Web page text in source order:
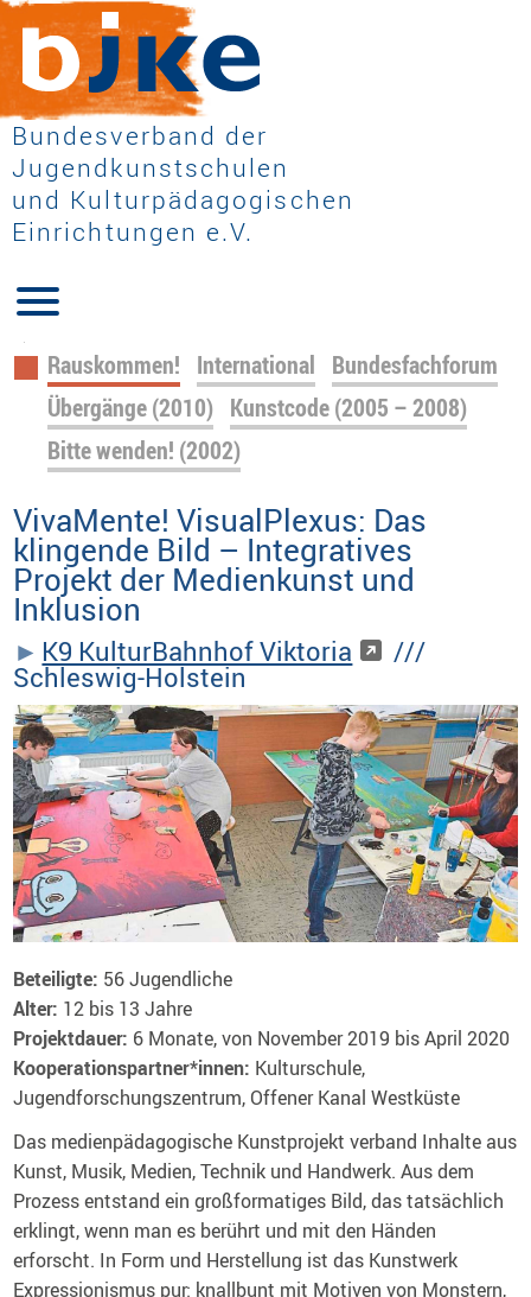
Bundesverband der
Jugendkunstschulen
und Kulturpädagogischen
Einrichtungen e.V.
Navigation
überspringen
Rauskommen! International Bundesfachforum
Übergänge (2010) Kunstcode (2005 – 2008)
Bitte wenden! (2002)
VivaMente! VisualPlexus: Das
klingende Bild – Integratives
Projekt der Medienkunst und
Inklusion
K9 KulturBahnhof Viktoria ///
Schleswig-Holstein
Beteiligte: 56 Jugendliche
Alter: 12 bis 13 Jahre
Projektdauer: 6 Monate, von November 2019 bis April 2020
Kooperationspartner*innen: Kulturschule,
Jugendforschungszentrum, Offener Kanal Westküste
Das medienpädagogische Kunstprojekt verband Inhalte aus
Kunst, Musik, Medien, Technik und Handwerk. Aus dem
Prozess entstand ein großformatiges Bild, das tatsächlich
erklingt, wenn man es berührt und mit den Händen
erforscht. In Form und Herstellung ist das Kunstwerk
Expressionismus pur: knallbunt mit Motiven von Monstern,